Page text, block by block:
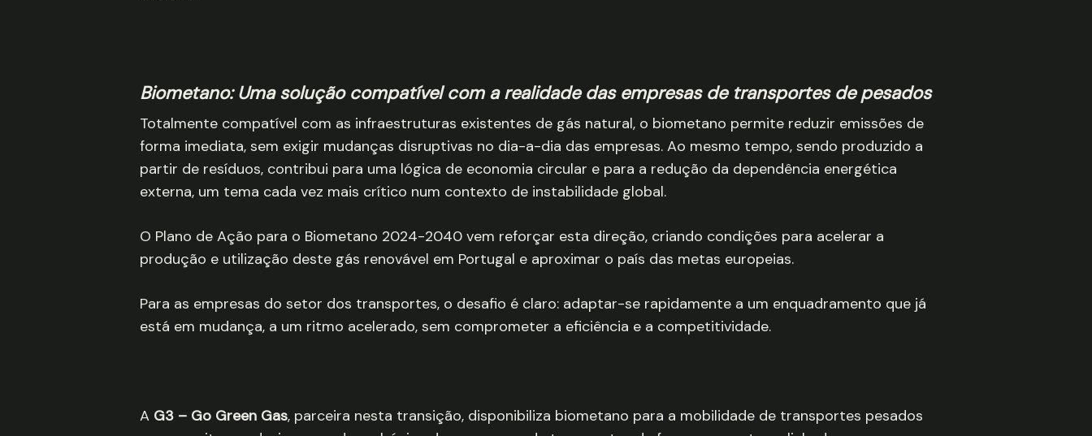
Biometano: Uma solução compatível com a realidade das empresas de transportes de pesados
Totalmente compatível com as infraestruturas existentes de gás natural, o biometano permite reduzir emissões de
forma imediata, sem exigir mudanças disruptivas no dia-a-dia das empresas. Ao mesmo tempo, sendo produzido a
partir de resíduos, contribui para uma lógica de economia circular e para a redução da dependência energética
externa, um tema cada vez mais crítico num contexto de instabilidade global.
O Plano de Ação para o Biometano 2024-2040 vem reforçar esta direção, criando condições para acelerar a
produção e utilização deste gás renovável em Portugal e aproximar o país das metas europeias.
Para as empresas do setor dos transportes, o desafio é claro: adaptar-se rapidamente a um enquadramento que já
está em mudança, a um ritmo acelerado, sem comprometer a eficiência e a competitividade.
A G3 – Go Green Gas, parceira nesta transição, disponibiliza biometano para a mobilidade de transportes pesados